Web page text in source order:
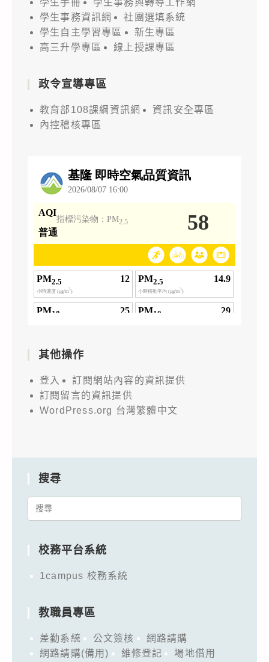
學生事務資訊網
社團選填系統
學生自主學習專區
新生專區
高三升學專區
線上授課專區
政令宣導專區
教育部108課綱資訊網
資訊安全專區
內控稽核專區
其他操作
登入
訂閱網站內容的資訊提供
訂閱留言的資訊提供
WordPress.org 台灣繁體中文
搜尋
Search
校務平台系統
1campus 校務系統
教職員專區
差勤系統 公文簽核
網路請購
網路請購(備用)
維修登記
場地借用